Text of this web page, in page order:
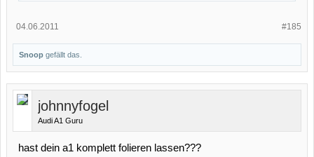
#185
04.06.2011
Snoop gefällt das.
johnnyfogel
Audi A1 Guru
hast dein a1 komplett folieren lassen???